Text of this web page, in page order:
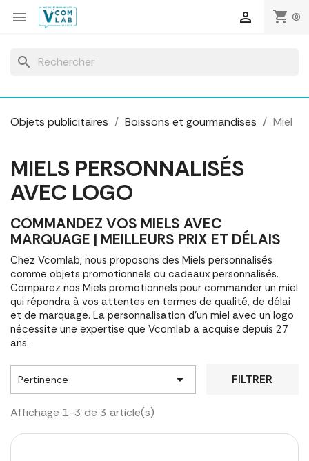
 shopping_cart (0)

search
Objets publicitaires Boissons et gourmandises Miel
MIELS PERSONNALISÉS
AVEC LOGO
COMMANDEZ VOS MIELS AVEC
MARQUAGE | MEILLEURS PRIX ET DÉLAIS
Chez Vcomlab, nous proposons des Miels personnalisés
comme objets promotionnels ou cadeaux personnalisés.
Comparez nos Miels promotionnels pour commander un miel
qui répondra à vos attentes en termes de qualité, de délai
et de marquage. La personnalisation d'un miel avec un logo
nécessite une expertise que Vcomlab a acquise depuis 27
ans.
Pertinence  FILTRER
Affichage 1-3 de 3 article(s)
Panneau de gestion des cookies